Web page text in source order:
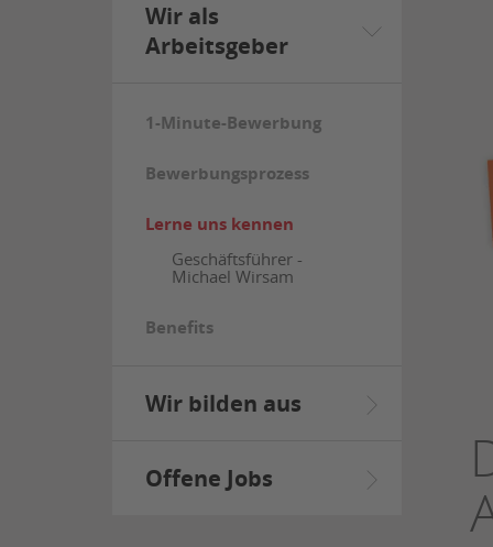
Wir als
Arbeitsgeber
1-Minute-Bewerbung
Bewerbungsprozess
Lerne uns kennen
Geschäftsführer -
Michael Wirsam
Benefits
Wir bilden aus
Offene Jobs